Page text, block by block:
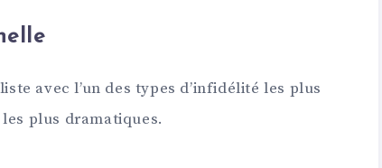
avec l’un des types d’infidélité les plus
plus dramatiques.